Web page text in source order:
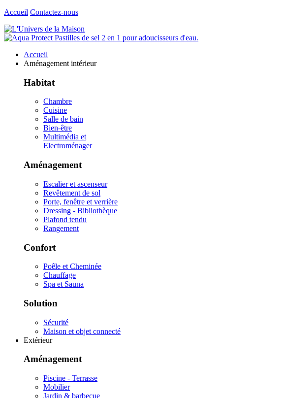
Accueil Contactez-nous
Accueil
Aménagement intérieur
Habitat
Chambre
Cuisine
Salle de bain
Bien-être
Multimédia et
Electroménager
Aménagement
Escalier et ascenseur
Revêtement de sol
Porte, fenêtre et verrière
Dressing - Bibliothèque
Plafond tendu
Rangement
Confort
Poêle et Cheminée
Chauffage
Spa et Sauna
Solution
Sécurité
Maison et objet connecté
Extérieur
Aménagement
Piscine - Terrasse
Mobilier
Jardin & barbecue